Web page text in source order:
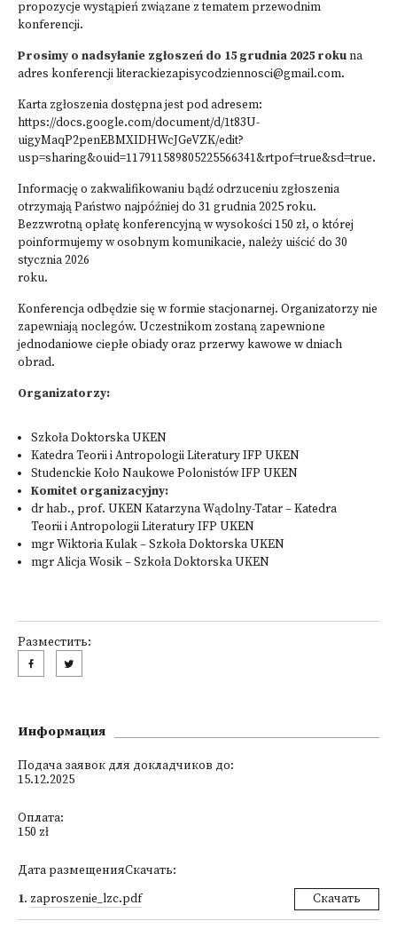
propozycje wystąpień związane z tematem przewodnim
konferencji.
Prosimy o nadsyłanie zgłoszeń do 15 grudnia 2025 rokuna
adres konferencji literackiezapisycodziennosci@gmail.com.
Karta zgłoszenia dostępna jest pod adresem:
https://docs.google.com/document/d/1t83U-
uigyMaqP2penEBMXIDHWcJGeVZK/edit?
usp=sharing&ouid=117911589805225566341&rtpof=true&sd=true.
Informację o zakwalifikowaniu bądź odrzuceniu zgłoszenia
otrzymają Państwo najpóźniej do 31 grudnia 2025 roku.
Bezzwrotną opłatę konferencyjną w wysokości 150 zł, o której
poinformujemy w osobnym komunikacie, należy uiścić do 30
stycznia 2026
roku.
Konferencja odbędzie się w formie stacjonarnej. Organizatorzy nie
zapewniają noclegów. Uczestnikom zostaną zapewnione
jednodaniowe ciepłe obiady oraz przerwy kawowe w dniach
obrad.
Organizatorzy:
Szkoła Doktorska UKEN
Katedra Teorii i Antropologii Literatury IFP UKEN
Studenckie Koło Naukowe Polonistów IFP UKEN
Komitet organizacyjny:
dr hab., prof. UKEN Katarzyna Wądolny-Tatar – Katedra
Teorii i Antropologii Literatury IFP UKEN
mgr Wiktoria Kulak – Szkoła Doktorska UKEN
mgr Alicja Wosik – Szkoła Doktorska UKEN
Разместить:
Информация
Подача заявок для докладчиков до:
15.12.2025
Оплата:
150 zł
Дата размещенияСкачать:
1. zaproszenie_lzc.pdf Скачать